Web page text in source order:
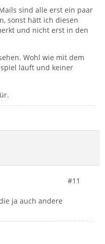
sind alle erst ein paar
sonst hätt ich diesen
und nicht erst in den
Wohl wie mit dem
läuft und keiner
#11
ja auch andere